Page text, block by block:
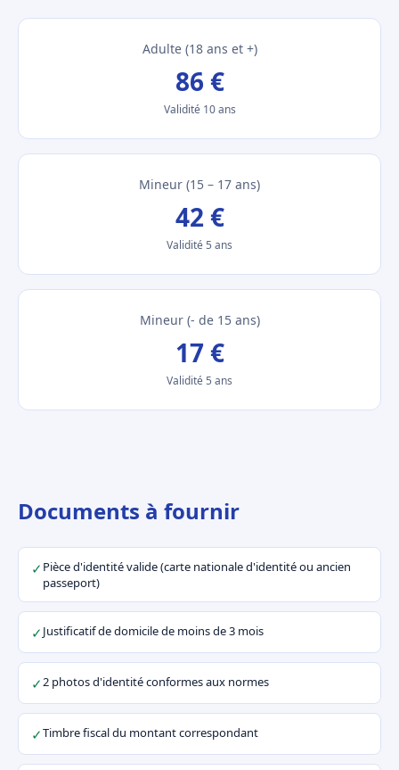
Adulte (18 ans et +)
86 €
Validité 10 ans
Mineur (15 – 17 ans)
42 €
Validité 5 ans
Mineur (- de 15 ans)
17 €
Validité 5 ans
Documents à fournir
✓ Pièce d'identité valide (carte nationale d'identité ou ancien
passeport)
✓Justificatif de domicile de moins de 3 mois
✓2 photos d'identité conformes aux normes
✓Timbre fiscal du montant correspondant